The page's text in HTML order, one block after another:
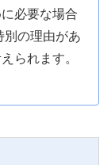
必要な場合
別の理由があ
られます。